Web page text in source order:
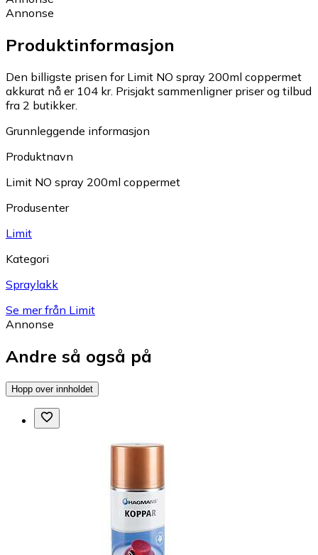
Annonse
Produktinformasjon
Den billigste prisen for Limit NO spray 200ml coppermet
akkurat nå er 104 kr. Prisjakt sammenligner priser og tilbud
fra 2 butikker.
Grunnleggende informasjon
Produktnavn
Limit NO spray 200ml coppermet
Produsenter
Limit
Kategori
Spraylakk
Se mer från Limit
Annonse
Andre så også på
Hopp over innholdet